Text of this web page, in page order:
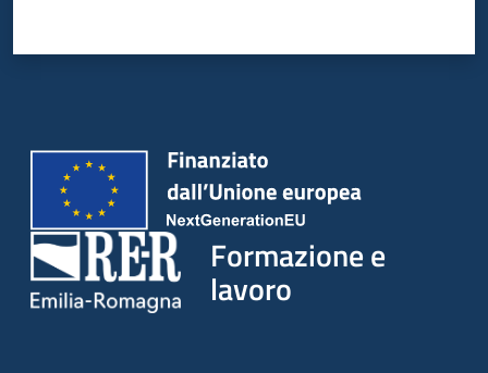
Formazione e
lavoro